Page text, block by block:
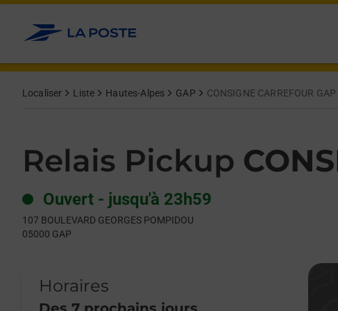
Allez au contenu
Localiser Liste Hautes-Alpes GAP CONSIGNE CARREFOUR GAP
Relais Pickup
Ouvert - jusqu'à 23h59
107 BOULEVARD GEORGES POMPIDOU
05000 GAP
Horaires
Day of the WeekHours
Get directions to Relais Pickup at 107 BOULEVARD GEORGES
lien s'ouvre dans un nouvel onglet